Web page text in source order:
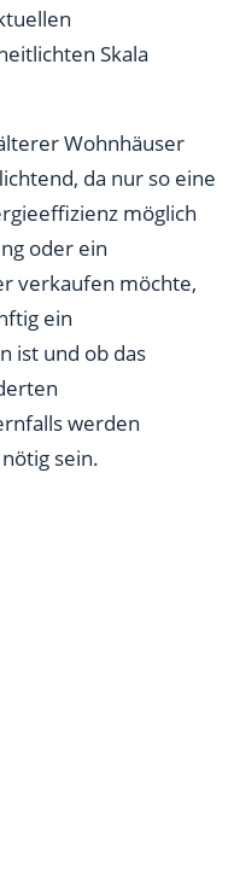
Skala
Wohnhäuser
da nur so eine
möglich
oder ein
verkaufen möchte,
ein
ist und ob das
werden
sein.